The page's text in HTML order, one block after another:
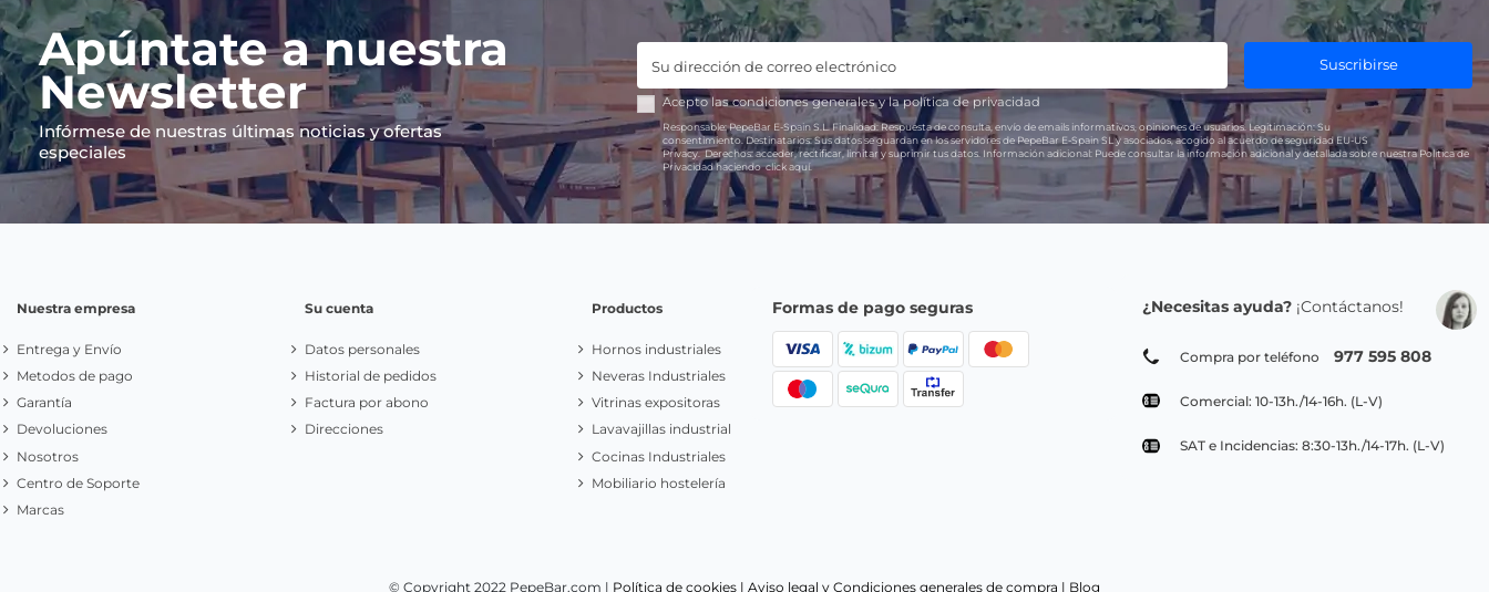
Apúntate a nuestra
Newsletter
Infórmese de nuestras últimas noticias y ofertas
especiales
Suscribirse
Acepto lascondiciones generalesy lapolítica de privacidad
Responsable:PepeBar E-Spain S.L.Finalidad:Respuesta de consulta, envío de emails informativos, opiniones de usuarios. Legitimación: Su
consentimiento.Destinatarios:Sus datos se guardan en los servidores de PepeBar E-Spain SL y asociados, acogido al acuerdo de seguridad EU-US
Privacy.Derechos:acceder, rectificar, limitar y suprimir tus datos. Información adicional:Puede consultar la información adicional y detallada sobre nuestra Política de
Privacidad haciendoclick aquí.
Nuestra empresa
Entrega y Envío
Metodos de pago
Garantía
Devoluciones
Nosotros
Centro de Soporte
Marcas
Su cuenta
Datos personales
Historial de pedidos
Factura por abono
Direcciones
Productos
Hornos industriales
Neveras Industriales
Vitrinas expositoras
Lavavajillas industrial
Cocinas Industriales
Mobiliario hostelería
Formas de pago seguras ¿Necesitas ayuda? ¡Contáctanos!
Compra por teléfono 977 595 808
Comercial: 10-13h./14-16h. (L-V)
SAT e Incidencias: 8:30-13h./14-17h. (L-V)
© Copyright 2022 PepeBar.com | Política de cookies | Aviso legal y Condiciones generales de compra | Blog